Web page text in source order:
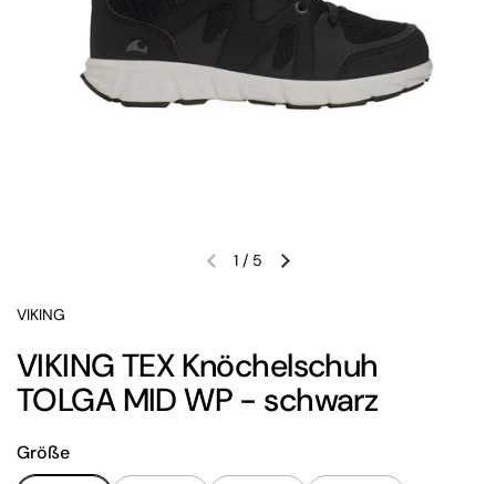
Vorherige FolieNächste Folie
1 / 5
VIKING
VIKING TEX Knöchelschuh
TOLGA MID WP - schwarz
Größe